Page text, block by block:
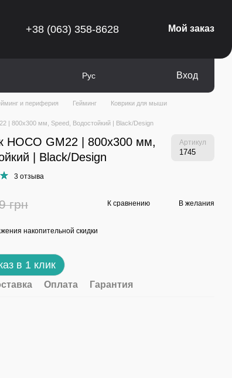
+38 (063) 358-8628 Мой заказ
Рус Вход
и периферия Гейминг
Коврики для мыши
| 800x300 мм, Speed, Водостойкий | Black/Design
HOCO GM22 | 800x300 мм,
| Black/Design
Артикул
1745
3 отзыва
грн К сравнению В желания
накопительной скидки
в 1 клик
Оплата Гарантия